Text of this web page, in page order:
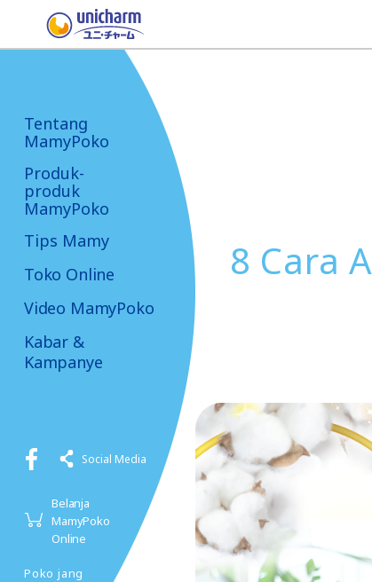
Tentang
MamyPoko
Produk-
produk
MamyPoko
Tips Mamy
Toko Online
Video MamyPoko
Kabar &
Kampanye
Social Media
Belanja
MamyPoko
Online
Poko jang
8 Cara